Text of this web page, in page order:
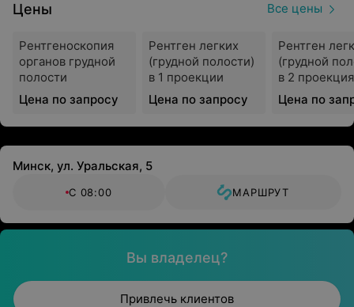
Хирургическая помощь (в том числе лапароскопия и
Лечебная физкультура и реабилитация больных;
Родовспоможение в отделениях: физиологическом,
обсервационном, патологии беременных;
Компьютерная и магнитно-резонансная томография;
Повышение квалификации служащего персонала.
Лечебно-диагностическую помощь оказывают
Гастроэнтерология;
Цены Все цены
Рентгеноскопия
органов грудной
полости
Цена по запросу
Рентген легких
(грудной полости)
в 1 проекции
Цена по запросу
Рентген
(грудной
в 2
Цена по
Минск, ул. Уральская, 5
С 08:00 МАРШРУТ
Вы владелец?
Привлечь клиентов